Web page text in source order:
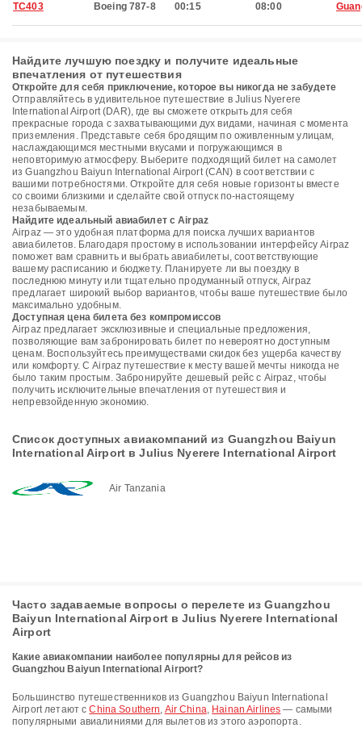
TC403 Boeing 787-8 00:15 08:00
Найдите лучшую поездку и получите идеальные
впечатления от путешествия
Откройте для себя приключение, которое вы никогда не забудете
Отправляйтесь в удивительное путешествие в Julius Nyerere
International Airport (DAR), где вы сможете открыть для себя
прекрасные города с захватывающими дух видами, начиная с момента
приземления. Представьте себя бродящим по оживленным улицам,
наслаждающимся местными вкусами и погружающимся в
неповторимую атмосферу. Выберите подходящий билет на самолет
из Guangzhou Baiyun International Airport (CAN) в соответствии с
вашими потребностями. Откройте для себя новые горизонты вместе
со своими близкими и сделайте свой отпуск по-настоящему
незабываемым.
Найдите идеальный авиабилет с Airpaz
Airpaz — это удобная платформа для поиска лучших вариантов
авиабилетов. Благодаря простому в использовании интерфейсу Airpaz
поможет вам сравнить и выбрать авиабилеты, соответствующие
вашему расписанию и бюджету. Планируете ли вы поездку в
последнюю минуту или тщательно продуманный отпуск, Airpaz
предлагает широкий выбор вариантов, чтобы ваше путешествие было
максимально удобным.
Доступная цена билета без компромиссов
Airpaz предлагает эксклюзивные и специальные предложения,
позволяющие вам забронировать билет по невероятно доступным
ценам. Воспользуйтесь преимуществами скидок без ущерба качеству
или комфорту. С Airpaz путешествие к месту вашей мечты никогда не
было таким простым. Забронируйте дешевый рейс с Airpaz, чтобы
получить исключительные впечатления от путешествия и
непревзойденную экономию.
Список доступных авиакомпаний из Guangzhou Baiyun
International Airport в Julius Nyerere International Airport
Air Tanzania
Часто задаваемые вопросы о перелете из Guangzhou
Baiyun International Airport в Julius Nyerere International
Airport
Какие авиакомпании наиболее популярны для рейсов из
Guangzhou Baiyun International Airport?
Большинство путешественников из Guangzhou Baiyun International
Airport летают сChina Southern, Air China, Hainan Airlines — самыми
популярными авиалиниями для вылетов из этого аэропорта.